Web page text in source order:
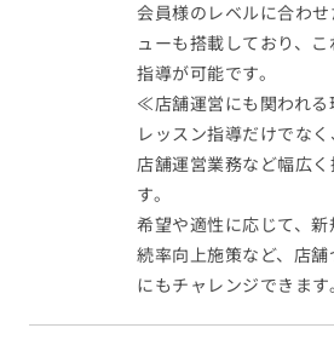
会員様のレベルに合わ
ューも搭載しており、
指導が可能です。
≪店舗運営にも関われ
レッスン指導だけでなく
店舗運営業務など幅広
す。
希望や適性に応じて、
続率向上施策など、店
にもチャレンジできます